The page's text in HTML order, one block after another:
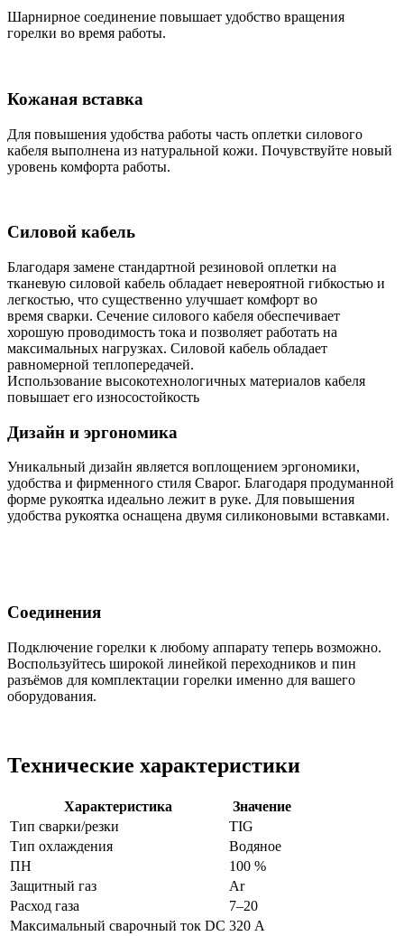
Шарнирное соединение повышает удобство вращения
горелки во время работы.
Кожаная вставка
Для повышения удобства работы часть оплетки силового
кабеля выполнена из натуральной кожи. Почувствуйте новый
уровень комфорта работы.
Силовой кабель
Благодаря замене стандартной резиновой оплетки на
тканевую силовой кабель обладает невероятной гибкостью и
легкостью, что существенно улучшает комфорт во
время сварки. Сечение силового кабеля обеспечивает
хорошую проводимость тока и позволяет работать на
максимальных нагрузках. Силовой кабель обладает
равномерной теплопередачей.
Использование высокотехнологичных материалов кабеля
повышает его износостойкость
Дизайн и эргономика
Уникальный дизайн является воплощением эргономики,
удобства и фирменного стиля Сварог. Благодаря продуманной
форме рукоятка идеально лежит в руке. Для повышения
удобства рукоятка оснащена двумя силиконовыми вставками.
Соединения
Подключение горелки к любому аппарату теперь возможно.
Воспользуйтесь широкой линейкой переходников и пин
разъёмов для комплектации горелки именно для вашего
оборудования.
Технические характеристики
Характеристика
Значение
Тип сварки/резки
TIG
Тип охлаждения
Водяное
ПН
100 %
Защитный газ
Ar
Расход газа
7–20
Максимальный сварочный ток DC 320 А